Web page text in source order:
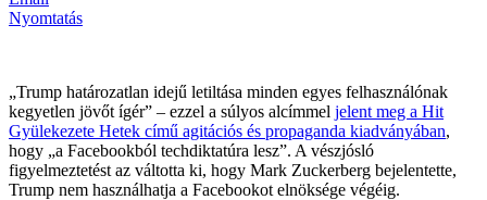
Nyomtatás
„Trump határozatlan idejű letiltása minden egyes felhasználónak
kegyetlen jövőt ígér” – ezzel a súlyos alcímmel jelent meg a Hit
Gyülekezete Hetek című agitációs és propaganda kiadványában,
hogy „a Facebookból techdiktatúra lesz”. A vészjósló
figyelmeztetést az váltotta ki, hogy Mark Zuckerberg bejelentette,
Trump nem használhatja a Facebookot elnöksége végéig.